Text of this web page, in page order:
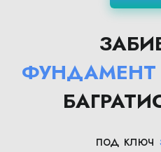
под ключ